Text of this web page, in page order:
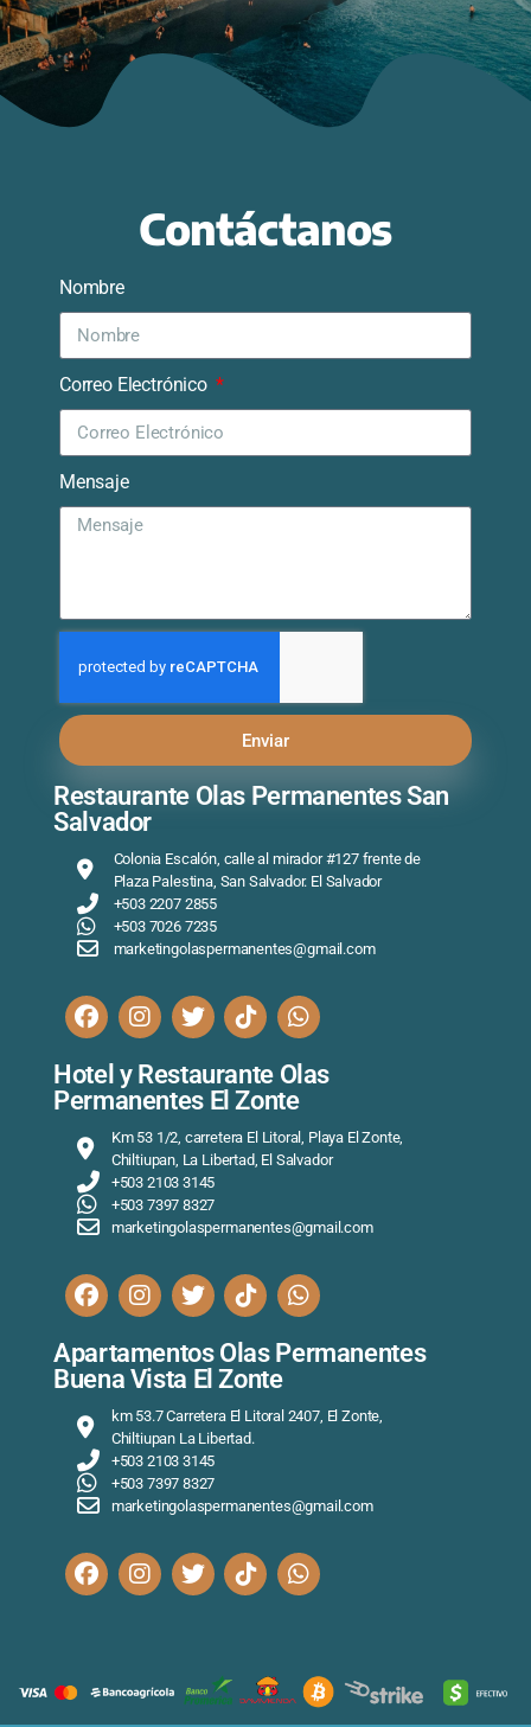
Contáctanos
Nombre
Correo Electrónico
Mensaje
Enviar
Restaurante Olas Permanentes San
Salvador
Colonia Escalón, calle al mirador #127 frente de
Plaza Palestina, San Salvador. El Salvador
+503 2207 2855
+503 7026 7235
marketingolaspermanentes@gmail.com
Hotel y Restaurante Olas
Permanentes El Zonte
Km 53 1/2, carretera El Litoral, Playa El Zonte,
Chiltiupan, La Libertad, El Salvador
+503 2103 3145
+503 7397 8327
marketingolaspermanentes@gmail.com
Apartamentos Olas Permanentes
Buena Vista El Zonte
km 53.7 Carretera El Litoral 2407, El Zonte,
Chiltiupan La Libertad.
+503 2103 3145
+503 7397 8327
marketingolaspermanentes@gmail.com